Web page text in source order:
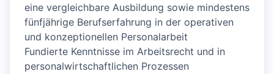
eine vergleichbare Ausbildung sowie mindestens
fünfjährige Berufserfahrung in der operativen
und konzeptionellen Personalarbeit
Fundierte Kenntnisse im Arbeitsrecht und in
personalwirtschaftlichen Prozessen